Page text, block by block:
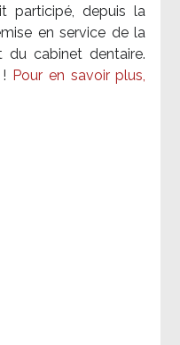
participé, depuis la
en service de la
du cabinet dentaire.
Pour en savoir plus,